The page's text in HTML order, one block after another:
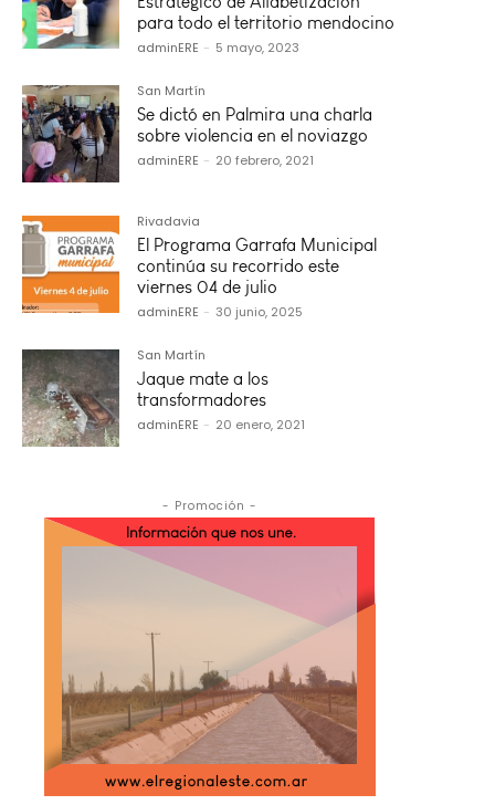
para todo el territorio mendocino
adminERE - 5 mayo, 2023
San Martín
Se dictó en Palmira una charla
sobre violencia en el noviazgo
adminERE - 20 febrero, 2021
Rivadavia
El Programa Garrafa Municipal
continúa su recorrido este
viernes 04 de julio
adminERE - 30 junio, 2025
San Martín
Jaque mate a los
transformadores
adminERE - 20 enero, 2021
- Promoción -